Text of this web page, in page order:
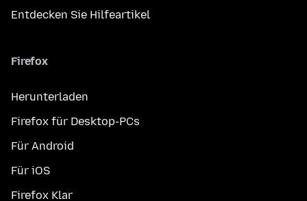
Entdecken Sie Hilfeartikel
Firefox
Herunterladen
Firefox für Desktop-PCs
Für Android
Für iOS
Firefox Klar